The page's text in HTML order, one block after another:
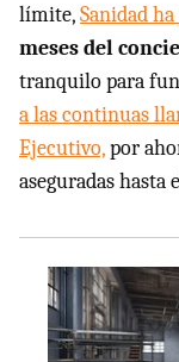
límite,Sanidad
meses del
tranquilo para
a las continuas
Ejecutivo,por
aseguradas hasta